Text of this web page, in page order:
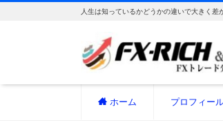
人生は知っているかどうかの違いで大きく差
ホーム プロフィー